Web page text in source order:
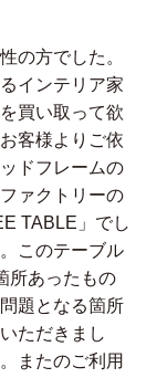
の方でした。
インテリア家
買い取って欲
客様よりご依
ドフレームの
ァクトリーの
TABLE」でし
このテーブル
所あったもの
題となる箇所
ただきまし
またのご利用